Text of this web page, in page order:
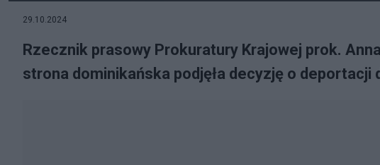
29.10.2024
Rzecznik prasowy Prokuratury Krajowej prok.
strona dominikańska podjęła decyzję o deportacji